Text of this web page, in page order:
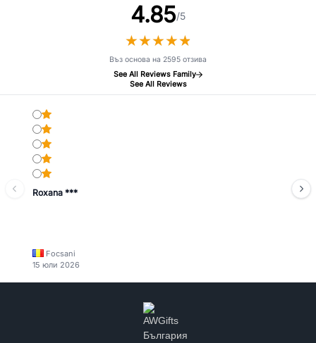
4.85/5
★★★★★
★★★★★
Въз основа на 2595 отзива
See All Reviews Family
See All Reviews
Roxana ***
Focsani
15 юли 2026